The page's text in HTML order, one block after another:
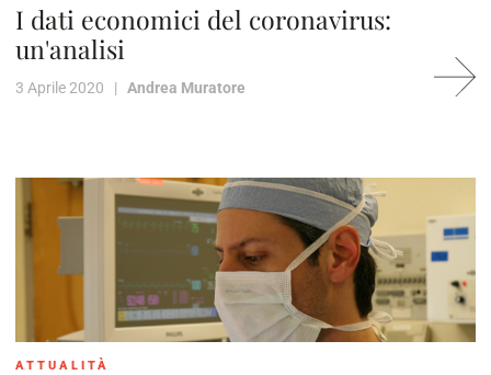
I dati economici del coronavirus:
un'analisi
3 Aprile 2020 | Andrea Muratore
ATTUALITÀ